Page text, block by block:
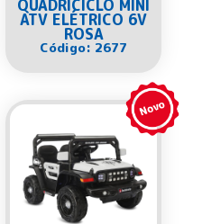
QUADRICICLO MINI
ATV ELÉTRICO 6V
ROSA
Código: 2677